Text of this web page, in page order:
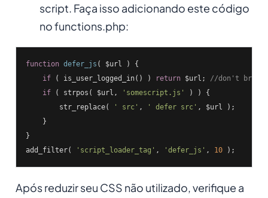
script. Faça isso adicionando este código
no functions.php:
function defer_js ( $url )
{
if ( is_user_logged_in() ) return $url;
//don't break
if ( strpos( $url, 'somescript.js'
) ) {
        str_replace(
' src' , ' defer src' , $url );
    }
}
add_filter(
'script_loader_tag' , 'defer_js' , 10 );
Após reduzir seu CSS não utilizado, verifique a